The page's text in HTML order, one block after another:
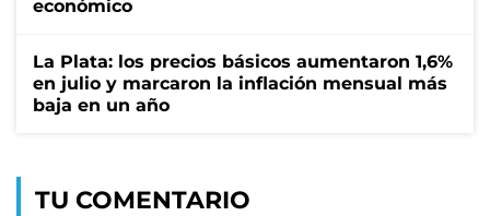
económico
La Plata: los precios básicos aumentaron 1,6%
en julio y marcaron la inflación mensual más
baja en un año
TU COMENTARIO